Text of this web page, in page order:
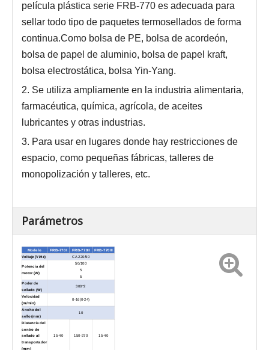
película plástica serie FRB-770 es adecuada para
sellar todo tipo de paquetes termosellados de forma
continua.Como bolsa de PE, bolsa de acordeón,
bolsa de papel de aluminio, bolsa de papel kraft,
bolsa electrostática, bolsa Yin-Yang.
2. Se utiliza ampliamente en la industria alimentaria,
farmacéutica, química, agrícola, de aceites
lubricantes y otras industrias.
3. Para usar en lugares donde hay restricciones de
espacio, como pequeñas fábricas, talleres de
monopolización y talleres, etc.
Parámetros
Modelo FRB-770I FRB-770II
FRB-770III
Voltaje (V/Hz)
CA 220/50
Potencia del
motor (W)
50/100
5
5
Poder de
sellado (W)
300*2
Velocidad
(m/min)
0-16(0-24)
Ancho del
sello (mm)
10
Distancia del
centro de
sellado al
transportador
(mm)
15-40 150-270 15-40